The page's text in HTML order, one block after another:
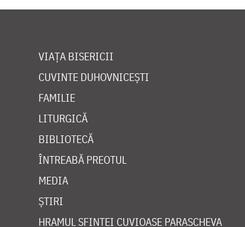
VIAȚA BISERICII
CUVINTE DUHOVNICEȘTI
FAMILIE
LITURGICĂ
BIBLIOTECĂ
ÎNTREABĂ PREOTUL
MEDIA
ȘTIRI
HRAMUL SFINTEI CUVIOASE PARASCHEVA